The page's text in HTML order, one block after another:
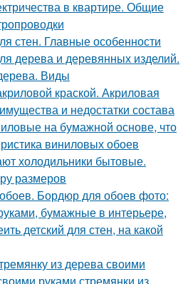
в квартире. Общие
стен. Главные особенности
дерева и деревянных изделий.
Виды
краской. Акриловая
и недостатки состава
на бумажной основе, что
виниловых обоев
холодильники бытовые.
размеров
Бордюр для обоев фото:
бумажные в интерьере,
детский для стен, на какой
из дерева своими